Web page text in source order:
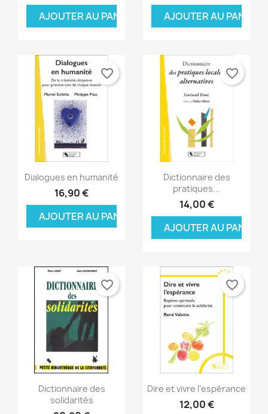
AJOUTER AU PANIER
AJOUTER AU PANIER
Aperçu rapide
Dialogues en humanité
16,90 €
AJOUTER AU PANIER
favorite_border
Aperçu rapide
Dictionnaire des
pratiques...
14,00 €
AJOUTER AU PANIER
favorite_border
Aperçu rapide
Dictionnaire des
solidarités
favorite_border
Aperçu rapide
Dire et vivre l'espérance
12,00 €
favorite_border